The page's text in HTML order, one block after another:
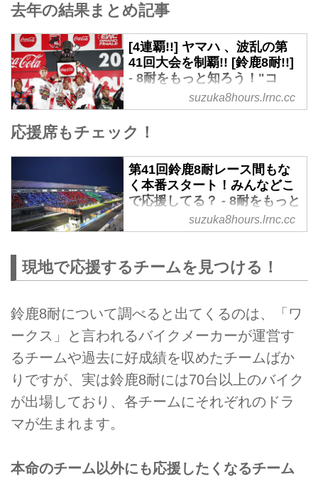
去年の結果まとめ記事
[4連覇!!] ヤマハ 、波乱の第
41回大会を制覇!! [鈴鹿8耐!!]
- 8耐をもっと知ろう！"コ
カ・コーラ"鈴鹿8耐 特設サイ
ト
本日19:30、今年の"コカ・コーラ
えることになりました。10年ぶり
復活のHRC、SBK（世界スーパ
ーバイク選手権）3連覇王者J.レ
イを要するカワサキ チーム グリ
ーンといった強力なライバルを相
ーシング・チームが見事同一チー
ム史上初の4連覇という偉業を成
suzuka8hours.lrnc.cc
応援席もチェック！
第41回鈴鹿8耐レース間もな
く本番スタート！みんなどこ
で応援してる？ - 8耐をもっと
知ろう！"コカ・コーラ"鈴鹿
8耐 特設サイト
こり数時間となりました。 今年
すね。どきどきが止まりません。
suzuka8hours.lrnc.cc
現地で応援するチームを見つける！
鈴鹿8耐について調べると出てくるのは、「ワ
ークス」と言われるバイクメーカーが運営す
るチームや過去に好成績を収めたチームばか
りですが、実は鈴鹿8耐には70台以上のバイク
が出場しており、各チームにそれぞれのドラ
マが生まれます。
本命のチーム以外にも応援したくなるチーム